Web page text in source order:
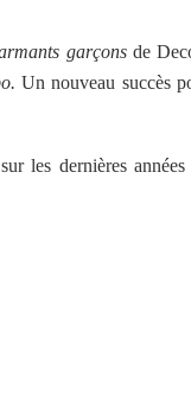
garçonsde
Un nouveau succès
les dernières années